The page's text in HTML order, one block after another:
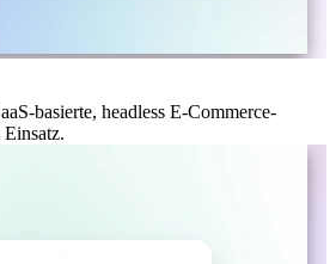
basierte, headless E-Commerce-